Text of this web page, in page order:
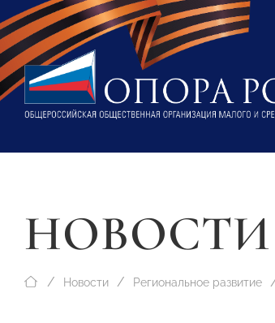
НОВОСТИ
Новости Региональное развитие